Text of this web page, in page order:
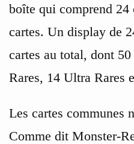
boîte qui comprend 24
cartes. Un display de
cartes au total, dont
Rares, 14 Ultra Rares
Les cartes communes
Comme dit Monster-